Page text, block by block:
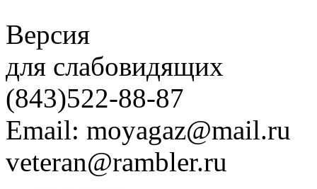
Версия
для слабовидящих
(843)522-88-87
Email: moyagaz@mail.ru
veteran@rambler.ru